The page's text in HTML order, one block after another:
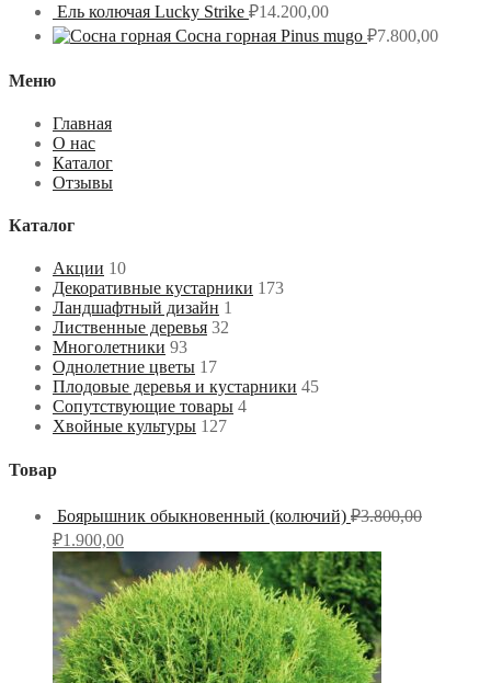
Ель колючая Lucky Strike ₽14.200,00
Сосна горная Pinus mugo ₽7.800,00
Меню
Главная
О нас
Каталог
Отзывы
Каталог
Акции 10
Декоративные кустарники 173
Ландшафтный дизайн 1
Лиственные деревья 32
Многолетники 93
Однолетние цветы 17
Плодовые деревья и кустарники 45
Сопутствующие товары 4
Хвойные культуры 127
Товар
Боярышник обыкновенный (колючий) ₽3.800,00
₽1.900,00